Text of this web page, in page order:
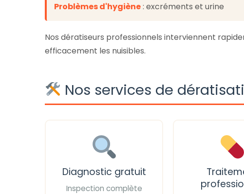
Problèmes d'hygiène: excréments et urine
Nos dératiseurs professionnels interviennent
efficacement les nuisibles.
Nos services de
Diagnostic gratuit
Inspection complète